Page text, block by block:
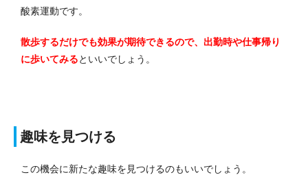
酸素運動です。
散歩するだけでも効果が期待できるので、出勤時や仕事帰り
に歩いてみるといいでしょう。
趣味を見つける
この機会に新たな趣味を見つけるのもいいでしょう。